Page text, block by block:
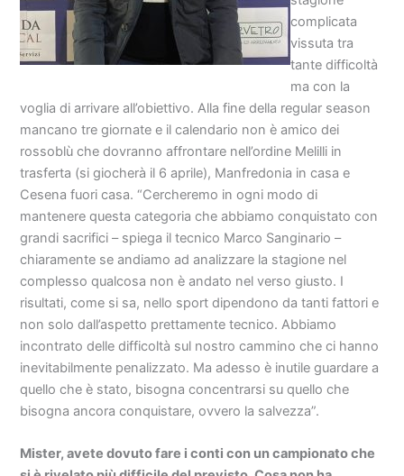
complicata
vissuta tra
tante difficoltà
ma con la
voglia di arrivare all’obiettivo. Alla fine della regular season
mancano tre giornate e il calendario non è amico dei
rossoblù che dovranno affrontare nell’ordine Melilli in
trasferta (si giocherà il 6 aprile), Manfredonia in casa e
Cesena fuori casa. “Cercheremo in ogni modo di
mantenere questa categoria che abbiamo conquistato con
grandi sacrifici – spiega il tecnico Marco Sanginario –
chiaramente se andiamo ad analizzare la stagione nel
complesso qualcosa non è andato nel verso giusto. I
risultati, come si sa, nello sport dipendono da tanti fattori e
non solo dall’aspetto prettamente tecnico. Abbiamo
incontrato delle difficoltà sul nostro cammino che ci hanno
inevitabilmente penalizzato. Ma adesso è inutile guardare a
quello che è stato, bisogna concentrarsi su quello che
bisogna ancora conquistare, ovvero la salvezza”.
Mister, avete dovuto fare i conti con un campionato che